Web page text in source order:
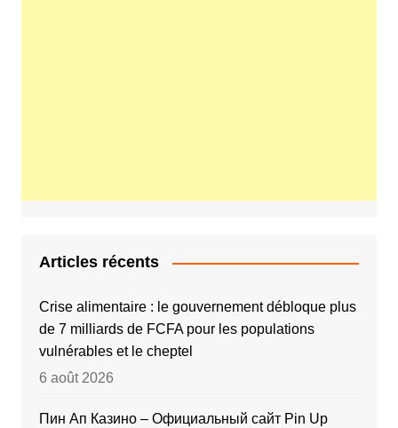
Articles récents
Crise alimentaire : le gouvernement débloque plus
de 7 milliards de FCFA pour les populations
vulnérables et le cheptel
6 août 2026
Пин Ап Казино – Официальный сайт Pin Up